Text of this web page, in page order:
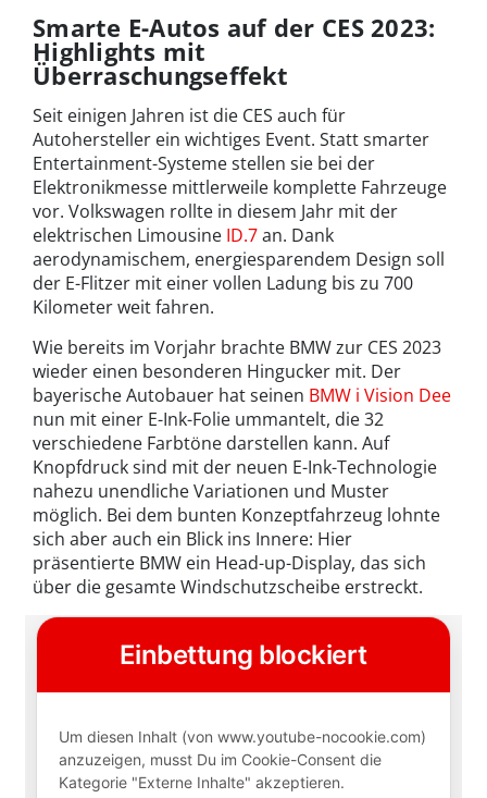
Smarte E-Autos auf der CES 2023:
Highlights mit
Überraschungseffekt
Seit einigen Jahren ist die CES auch für
Autohersteller ein wichtiges Event. Statt smarter
Entertainment-Systeme stellen sie bei der
Elektronikmesse mittlerweile komplette Fahrzeuge
vor. Volkswagen rollte in diesem Jahr mit der
elektrischen Limousine ID.7an. Dank
aerodynamischem, energiesparendem Design soll
der E-Flitzer mit einer vollen Ladung bis zu 700
Kilometer weit fahren.
Wie bereits im Vorjahr brachte BMW zur CES 2023
wieder einen besonderen Hingucker mit. Der
bayerische Autobauer hat seinen BMW i Vision Dee
nun mit einer E-Ink-Folie ummantelt, die 32
verschiedene Farbtöne darstellen kann. Auf
Knopfdruck sind mit der neuen E-Ink-Technologie
nahezu unendliche Variationen und Muster
möglich. Bei dem bunten Konzeptfahrzeug lohnte
sich aber auch ein Blick ins Innere: Hier
präsentierte BMW ein Head-up-Display, das sich
über die gesamte Windschutzscheibe erstreckt.